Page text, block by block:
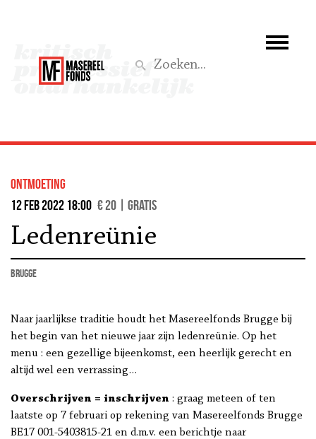
Wat we doen
Steun ons
Aktief
ontmoeting
12 feb 2022 18:00 € 20 | Gratis
Ledenreünie
Brugge
Naar jaarlijkse traditie houdt het Masereelfonds Brugge bij
het begin van het nieuwe jaar zijn ledenreünie. Op het
menu : een gezellige bijeenkomst, een heerlijk gerecht en
altijd wel een verrassing…
Overschrijven = inschrijven : graag meteen of ten
laatste op 7 februari op rekening van Masereelfonds Brugge
BE17 001-5403815-21 en d.m.v. een berichtje naar